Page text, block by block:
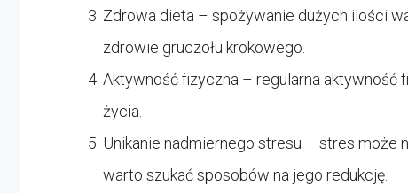
Zdrowa dieta – spożywanie dużych ilości
zdrowie gruczołu krokowego.
Aktywność fizyczna – regularna
życia.
Unikanie nadmiernego stresu – stres może
warto szukać sposobów na jego redukcję.